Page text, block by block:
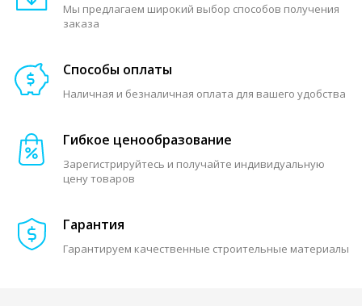
Мы предлагаем широкий выбор способов получения
заказа
Способы оплаты
Наличная и безналичная оплата для вашего удобства
Гибкое ценообразование
Зарегистрируйтесь и получайте индивидуальную
цену товаров
Гарантия
Гарантируем качественные строительные материалы